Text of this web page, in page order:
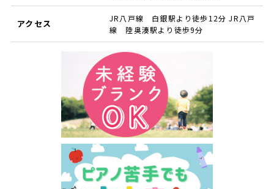
アクセス
JR八戸線 白銀駅より徒歩12分 JR八戸
線 陸奥湊駅より徒歩9分